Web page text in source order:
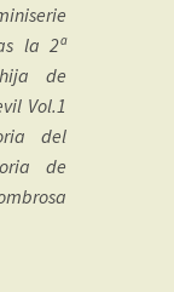
la 2ª
de
Vol.1
del
de